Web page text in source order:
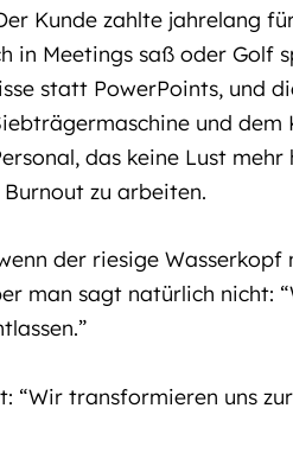
Kunde zahlte jahrelang
in Meetings saß oder Golf
statt PowerPoints, und
und dem
das keine Lust
zu arbeiten.
der riesige
man sagt natürlich nicht:
“Wir transformieren uns zur